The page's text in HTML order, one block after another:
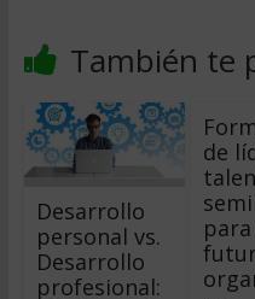
También te
Desarrollo
personal vs.
Desarrollo
profesional:
de